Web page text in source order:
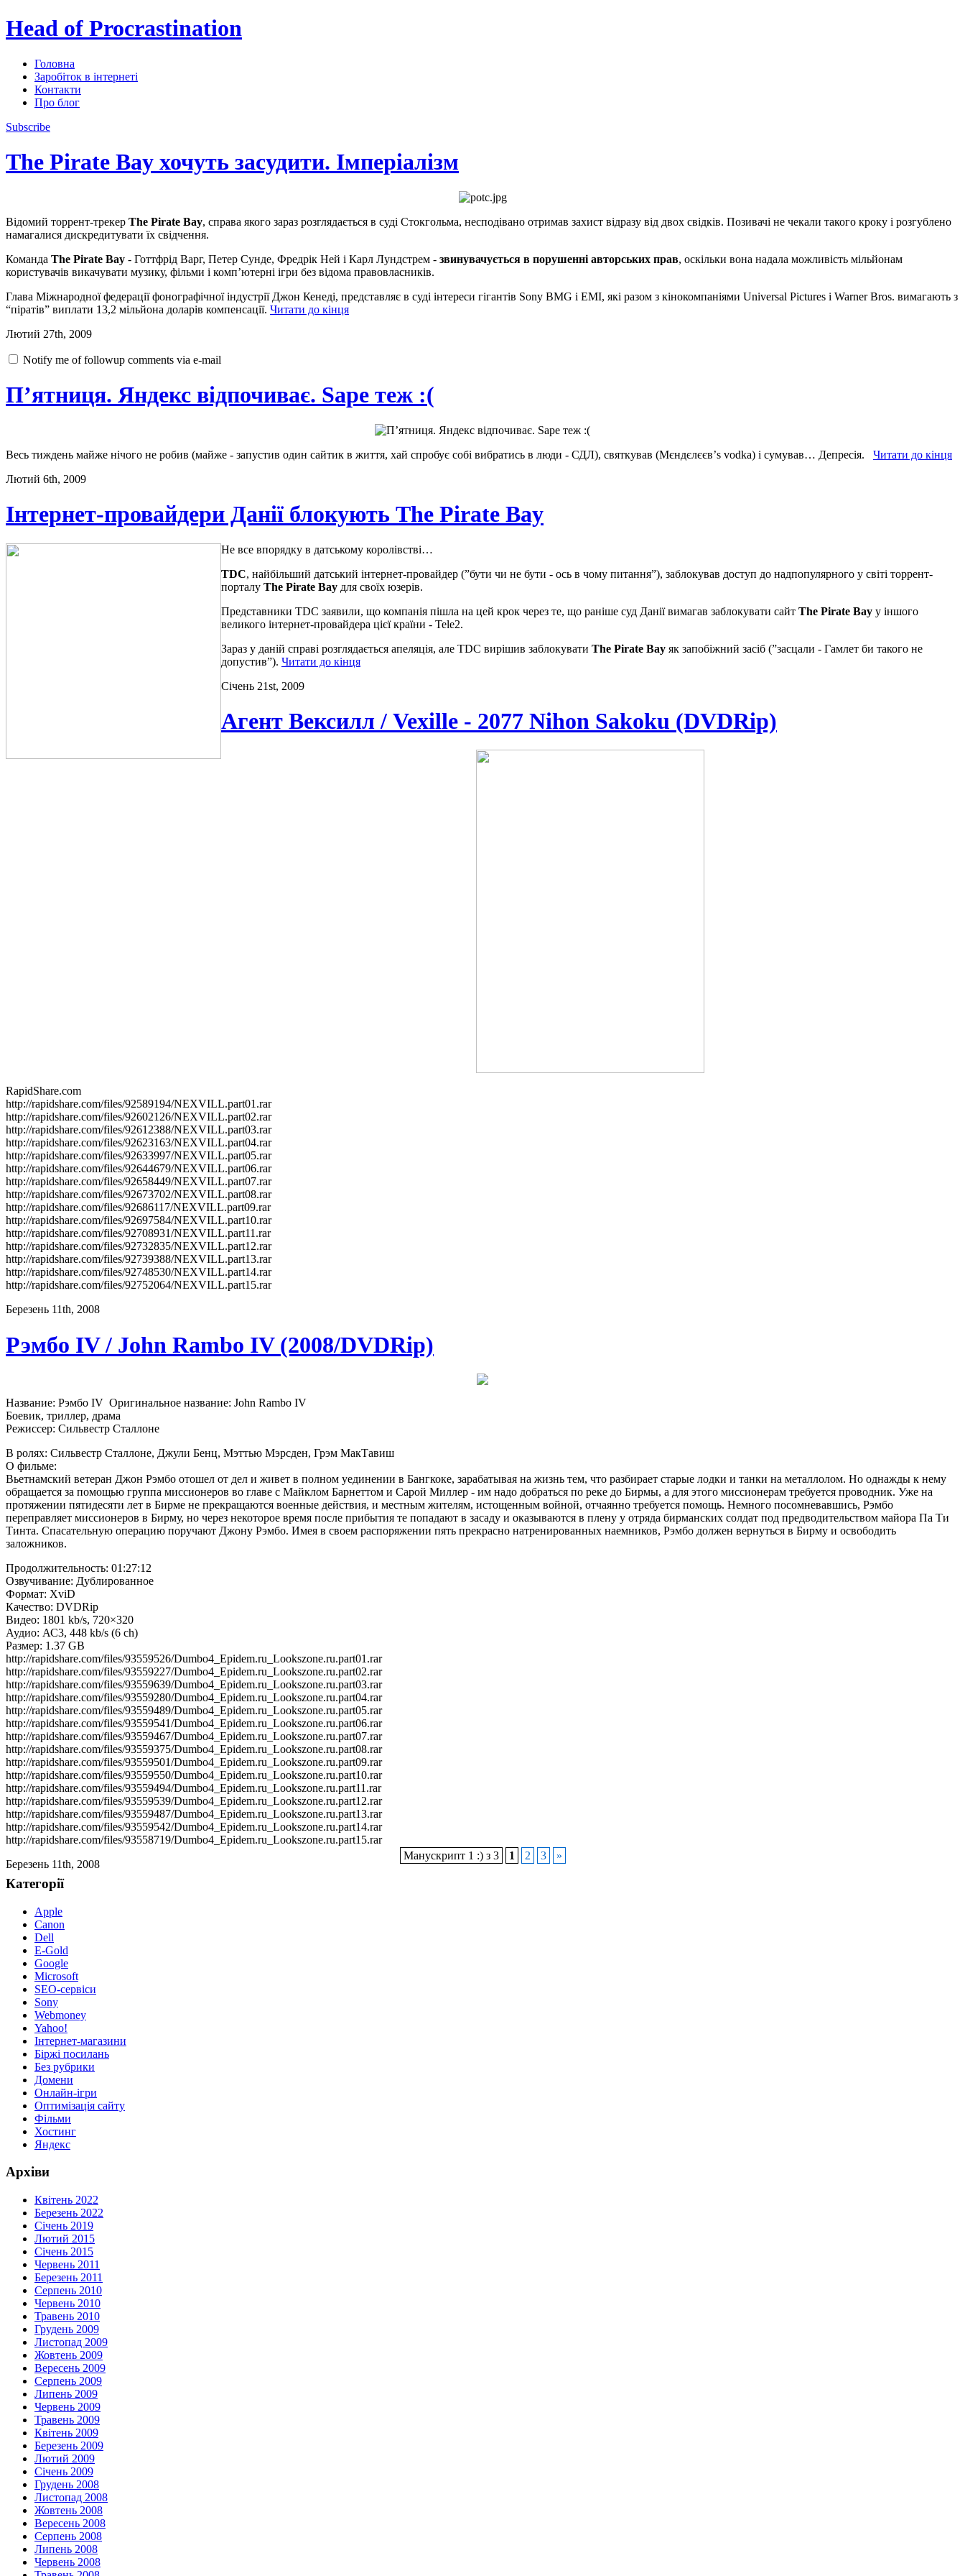
Head of Procrastination
Головна
Заробіток в інтернеті
Контакти
Про блог
Subscribe
The Pirate Bay хочуть засудити. Імперіалізм
Відомий торрент-трекер The Pirate Bay, справа якого зараз розглядається в суді Стокгольма, несподівано отримав захист відразу від двох свідків. Позивачі не чекали такого кроку і розгублено
намагалися дискредитувати їх свідчення.
Команда The Pirate Bay - Готтфрід Варг, Петер Сунде, Фредрік Ней і Карл Лундстрем - звинувачується в порушенні авторських прав, оскільки вона надала можливість мільйонам
користувачів викачувати музику, фільми і комп’ютерні ігри без відома правовласників.
Глава Міжнародної федерації фонографічної індустрії Джон Кенеді, представляє в суді інтереси гігантів Sony BMG і EMI, які разом з кінокомпаніями Universal Pictures і Warner Bros. вимагають з
“піратів” виплати 13,2 мільйона доларів компенсації. Читати до кінця
Лютий 27th, 2009
Notify me of followup comments via e-mail
П’ятниця. Яндекс відпочиває. Sape теж :(
Весь тиждень майже нічого не робив (майже - запустив один сайтик в життя, хай спробує собі вибратись в люди - СДЛ), святкував (Мєндєлєєв’s vodka) і сумував… Депресія. Читати до кінця
Лютий 6th, 2009
Інтернет-провайдери Данії блокують The Pirate Bay
Не все впорядку в датському королівстві…
TDC, найбільший датський інтернет-провайдер (”бути чи не бути - ось в чому питання”), заблокував доступ до надпопулярного у світі торрент-
порталу The Pirate Bay для своїх юзерів.
Представники TDC заявили, що компанія пішла на цей крок через те, що раніше суд Данії вимагав заблокувати сайт The Pirate Bay у іншого
великого інтернет-провайдера цієї країни - Tele2.
Зараз у даній справі розглядається апеляція, але TDC вирішив заблокувати The Pirate Bay як запобіжний засіб (”засцали - Гамлет би такого не
допустив”). Читати до кінця
Січень 21st, 2009
Агент Вексилл / Vexille - 2077 Nihon Sakoku (DVDRip)
RapidShare.com
http://rapidshare.com/files/92589194/NEXVILL.part01.rar
http://rapidshare.com/files/92602126/NEXVILL.part02.rar
http://rapidshare.com/files/92612388/NEXVILL.part03.rar
http://rapidshare.com/files/92623163/NEXVILL.part04.rar
http://rapidshare.com/files/92633997/NEXVILL.part05.rar
http://rapidshare.com/files/92644679/NEXVILL.part06.rar
http://rapidshare.com/files/92658449/NEXVILL.part07.rar
http://rapidshare.com/files/92673702/NEXVILL.part08.rar
http://rapidshare.com/files/92686117/NEXVILL.part09.rar
http://rapidshare.com/files/92697584/NEXVILL.part10.rar
http://rapidshare.com/files/92708931/NEXVILL.part11.rar
http://rapidshare.com/files/92732835/NEXVILL.part12.rar
http://rapidshare.com/files/92739388/NEXVILL.part13.rar
http://rapidshare.com/files/92748530/NEXVILL.part14.rar
http://rapidshare.com/files/92752064/NEXVILL.part15.rar
Березень 11th, 2008
Рэмбо IV / John Rambo IV (2008/DVDRip)
Название: Рэмбо IV Оригинальное название: John Rambo IV
Боевик, триллер, драма
Режиссер: Сильвестр Сталлоне
В ролях: Сильвестр Сталлоне, Джули Бенц, Мэттью Мэрсден, Грэм МакТавиш
О фильме:
Вьетнамский ветеран Джон Рэмбо отошел от дел и живет в полном уединении в Бангкоке, зарабатывая на жизнь тем, что разбирает старые лодки и танки на металлолом. Но однажды к нему
обращается за помощью группа миссионеров во главе с Майклом Барнеттом и Сарой Миллер - им надо добраться по реке до Бирмы, а для этого миссионерам требуется проводник. Уже на
протяжении пятидесяти лет в Бирме не прекращаются военные действия, и местным жителям, истощенным войной, отчаянно требуется помощь. Немного посомневавшись, Рэмбо
переправляет миссионеров в Бирму, но через некоторое время после прибытия те попадают в засаду и оказываются в плену у отряда бирманских солдат под предводительством майора Па Ти
Тинта. Спасательную операцию поручают Джону Рэмбо. Имея в своем распоряжении пять прекрасно натренированных наемников, Рэмбо должен вернуться в Бирму и освободить
заложников.
Продолжительность: 01:27:12
Озвучивание: Дублированное
Формат: XviD
Качество: DVDRip
Видео: 1801 kb/s, 720×320
Аудио: АС3, 448 kb/s (6 ch)
Размер: 1.37 GB
http://rapidshare.com/files/93559526/Dumbo4_Epidem.ru_Lookszone.ru.part01.rar
http://rapidshare.com/files/93559227/Dumbo4_Epidem.ru_Lookszone.ru.part02.rar
http://rapidshare.com/files/93559639/Dumbo4_Epidem.ru_Lookszone.ru.part03.rar
http://rapidshare.com/files/93559280/Dumbo4_Epidem.ru_Lookszone.ru.part04.rar
http://rapidshare.com/files/93559489/Dumbo4_Epidem.ru_Lookszone.ru.part05.rar
http://rapidshare.com/files/93559541/Dumbo4_Epidem.ru_Lookszone.ru.part06.rar
http://rapidshare.com/files/93559467/Dumbo4_Epidem.ru_Lookszone.ru.part07.rar
http://rapidshare.com/files/93559375/Dumbo4_Epidem.ru_Lookszone.ru.part08.rar
http://rapidshare.com/files/93559501/Dumbo4_Epidem.ru_Lookszone.ru.part09.rar
http://rapidshare.com/files/93559550/Dumbo4_Epidem.ru_Lookszone.ru.part10.rar
http://rapidshare.com/files/93559494/Dumbo4_Epidem.ru_Lookszone.ru.part11.rar
http://rapidshare.com/files/93559539/Dumbo4_Epidem.ru_Lookszone.ru.part12.rar
http://rapidshare.com/files/93559487/Dumbo4_Epidem.ru_Lookszone.ru.part13.rar
http://rapidshare.com/files/93559542/Dumbo4_Epidem.ru_Lookszone.ru.part14.rar
http://rapidshare.com/files/93558719/Dumbo4_Epidem.ru_Lookszone.ru.part15.rar
Березень 11th, 2008
Манускрипт 1 :) з 3 1 2 3 »
Категорії
Apple
Canon
Dell
E-Gold
Google
Microsoft
SEO-сервіси
Sony
Webmoney
Yahoo!
Інтернет-магазини
Біржі посилань
Без рубрики
Домени
Онлайн-ігри
Оптимізація сайту
Фільми
Хостинг
Яндекс
Архіви
Квітень 2022
Березень 2022
Січень 2019
Лютий 2015
Січень 2015
Червень 2011
Березень 2011
Серпень 2010
Червень 2010
Травень 2010
Грудень 2009
Листопад 2009
Жовтень 2009
Вересень 2009
Серпень 2009
Липень 2009
Червень 2009
Травень 2009
Квітень 2009
Березень 2009
Лютий 2009
Січень 2009
Грудень 2008
Листопад 2008
Жовтень 2008
Вересень 2008
Серпень 2008
Липень 2008
Червень 2008